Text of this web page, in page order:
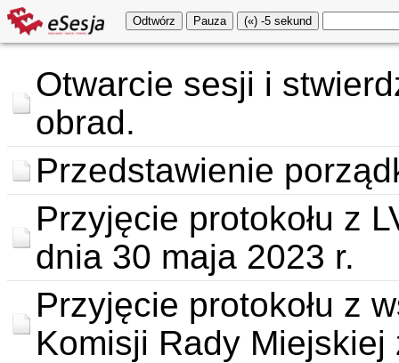
Otwarcie sesji i
obrad.
Przedstawienie
Przyjęcie protokołu z
dnia 30 maja 2023 r.
Przyjęcie protokołu z
Komisji Rady